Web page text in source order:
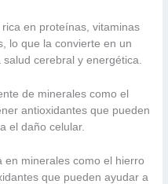
en proteínas, vitaminas
lo que la convierte en un
cerebral y energética.
de minerales como el
antioxidantes que pueden
el daño celular.
en minerales como el hierro
que pueden ayudar a